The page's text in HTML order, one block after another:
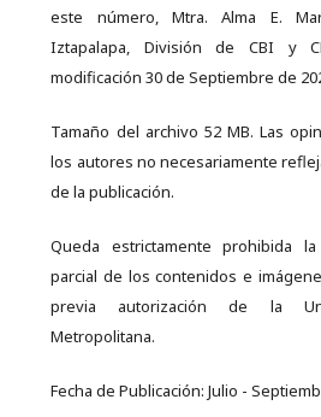
este número, Mtra. Alma E.
Iztapalapa, División de CBI y
modificación 30 de Septiembre de
Tamaño del archivo 52 MB. Las
los autores no necesariamente
de la publicación.
Queda estrictamente prohibida
parcial de los contenidos e
previa autorización de la
Metropolitana.
Fecha de Publicación: Julio -